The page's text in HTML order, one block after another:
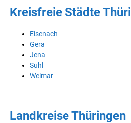
Kreisfreie Städte
Eisenach
Gera
Jena
Suhl
Weimar
Landkreise Thüringen